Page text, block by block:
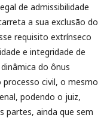
de admissibilidade
a sua exclusão do
requisito extrínseco
e integridade de
do ônus
civil, o mesmo
podendo o juiz,
partes, ainda que sem